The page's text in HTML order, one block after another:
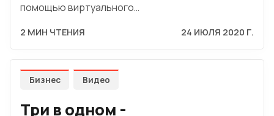
помощью виртуального…
2 МИН ЧТЕНИЯ 24 ИЮЛЯ 2020 Г.
Бизнес Видео
Три в одном -